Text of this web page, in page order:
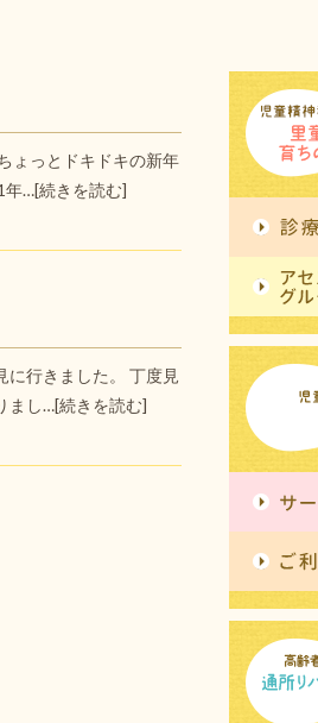
ょっとドキドキの新年
年…[続きを読む]
に行きました。 丁度見
まし…[続きを読む]